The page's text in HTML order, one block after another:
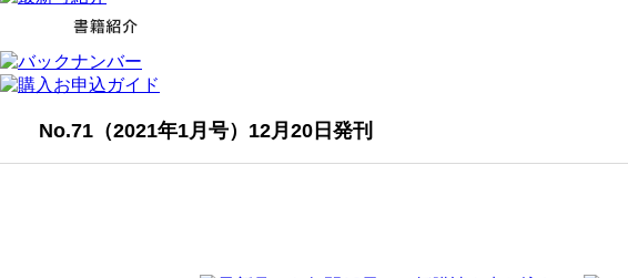
No.71（2021年1月号）12月20日発刊